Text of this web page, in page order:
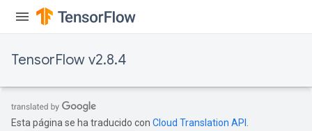
TensorFlow v2.8.4
Esta página se ha traducido con Cloud Translation API